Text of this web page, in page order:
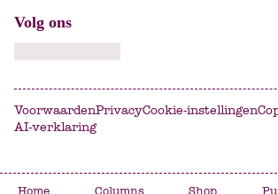
Volg ons
VoorwaardenPrivacyCookie-instellingen
AI-verklaring